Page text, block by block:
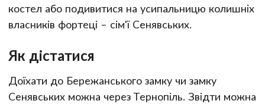
костел або подивитися на усипальницю колишніх
власників фортеці – сім'ї Сенявських.
Як дістатися
Доїхати до Бережанського замку чи замку
Сенявських можна через Тернопіль. Звідти можна